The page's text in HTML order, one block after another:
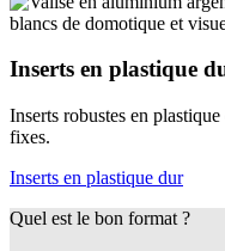
Inserts en plastique
Inserts robustes en
fixes.
Inserts en plastique dur
Quel est le bon format ?